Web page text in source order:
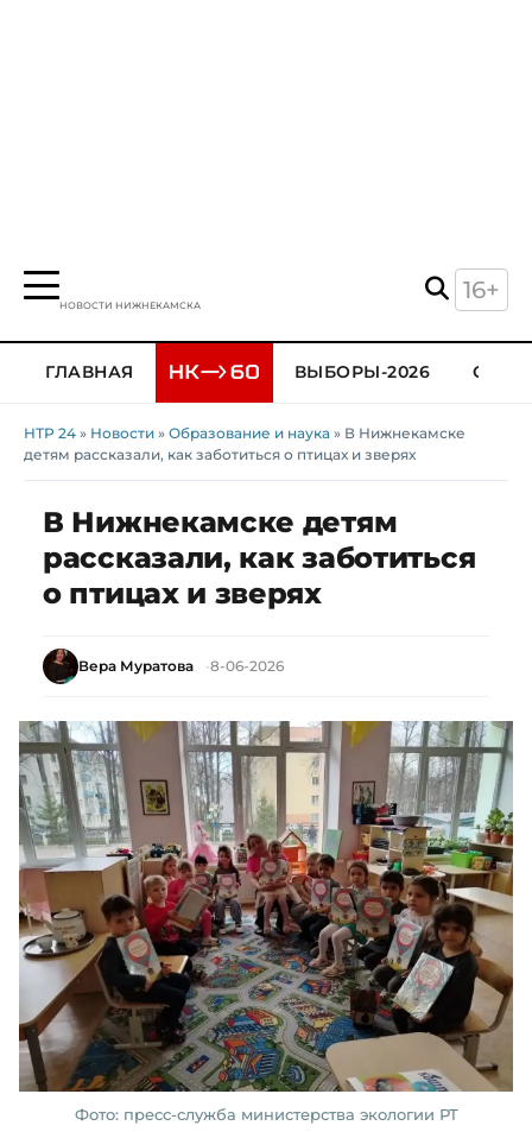
НОВОСТИ НИЖНЕКАМСКА
16+
ГЛАВНАЯ ВЫБОРЫ-2026
НТР 24 » Новости » Образование и наука » В Нижнекамске
детям рассказали, как заботиться о птицах и зверях
В Нижнекамске детям
рассказали, как заботиться
о птицах и зверях
Вера Муратова 8-06-2026
Фото: пресс-служба министерства экологии РТ